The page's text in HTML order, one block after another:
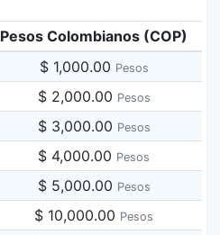
Pesos Colombianos (COP)
$ 1,000.00 Pesos
$ 2,000.00 Pesos
$ 3,000.00 Pesos
$ 4,000.00 Pesos
$ 5,000.00 Pesos
$ 10,000.00 Pesos